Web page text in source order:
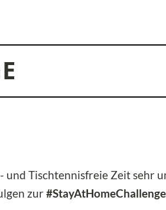
Tischtennisfreie Zeit sehr
zur#StayAtHomeChallenge